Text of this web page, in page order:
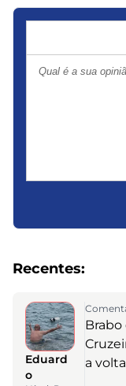
Recentes:
Eduard
o
a